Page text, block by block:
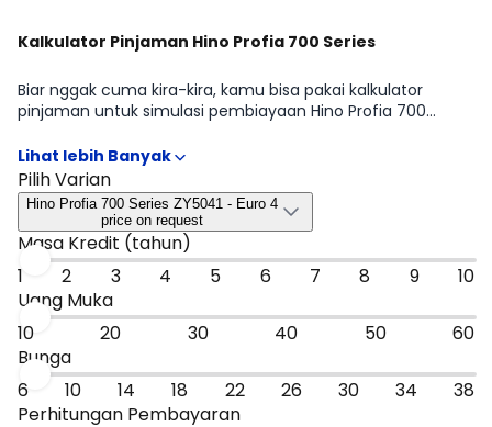
Kalkulator Pinjaman Hino Profia 700 Series
Biar nggak cuma kira-kira, kamu bisa pakai kalkulator
pinjaman untuk simulasi pembiayaan Hino Profia 700
estimasi cicilan per bulan. Hasilnya bisa jadi patokan cepat
untuk menyaring tipe Hino Profia 700 Series ZY5041 - Euro
4, Hino Profia 700 Series ZS4141 - Euro 4 yang paling masuk
budget, sebelum kamu lanjut ke promo atau bandingkan
dengan mobil sejenis.
Pilih Varian
Hino Profia 700 Series ZY5041 - Euro 4
price on request
Masa Kredit (tahun)
1
2 3 4 5 6 7 8 9
10
Uang Muka
10
20 30 40 50
60
Bunga
6
10 14 18 22 26 30 34
38
Perhitungan Pembayaran